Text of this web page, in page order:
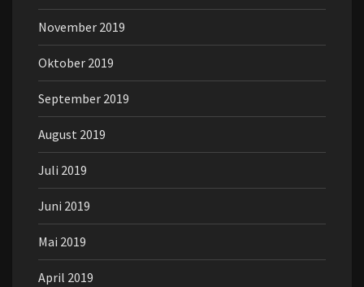
November 2019
Oktober 2019
September 2019
August 2019
Juli 2019
Juni 2019
Mai 2019
April 2019